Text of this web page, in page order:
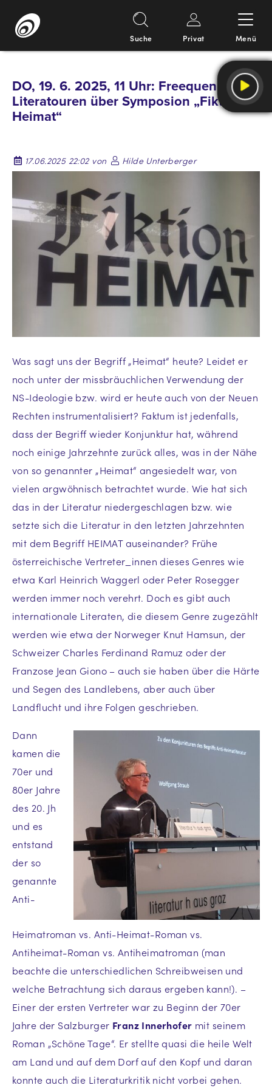
Inhalt
Suche Privat Menü
DO, 19. 6. 2025, 11 Uhr: Freequenns
Literatouren über Symposion „Fiktion
Heimat“
17.06.2025 22:02 von Hilde Unterberger
Was sagt uns der Begriff „Heimat“ heute? Leidet er
noch unter der missbräuchlichen Verwendung der
NS-Ideologie bzw. wird er heute auch von der Neuen
Rechten instrumentalisiert? Faktum ist jedenfalls,
dass der Begriff wieder Konjunktur hat, während
noch einige Jahrzehnte zurück alles, was in der Nähe
von so genannter „Heimat“ angesiedelt war, von
vielen argwöhnisch betrachtet wurde. Wie hat sich
das in der Literatur niedergeschlagen bzw. wie
setzte sich die Literatur in den letzten Jahrzehnten
mit dem Begriff HEIMAT auseinander? Frühe
österreichische Vertreter_innen dieses Genres wie
etwa Karl Heinrich Waggerl oder Peter Rosegger
werden immer noch verehrt. Doch es gibt auch
internationale Literaten, die diesem Genre zugezählt
werden wie etwa der Norweger Knut Hamsun, der
Schweizer Charles Ferdinand Ramuz oder der
Franzose Jean Giono – auch sie haben über die Härte
und Segen des Landlebens, aber auch über
Landflucht und ihre Folgen geschrieben.
Dann
kamen die
70er und
80er Jahre
des 20. Jh
und es
entstand
der so
genannte
Anti-
Heimatroman vs. Anti-Heimat-Roman vs.
Antiheimat-Roman vs. Antiheimatroman (man
beachte die unterschiedlichen Schreibweisen und
welche Betrachtung sich daraus ergeben kann!). –
Einer der ersten Vertreter war zu Beginn der 70er
Jahre der Salzburger Franz Innerhofer mit seinem
Roman „Schöne Tage“. Er stellte quasi die heile Welt
am Land und auf dem Dorf auf den Kopf und daran
konnte auch die Literaturkritik nicht vorbei gehen.